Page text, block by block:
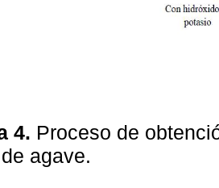
4. Proceso de
agave.